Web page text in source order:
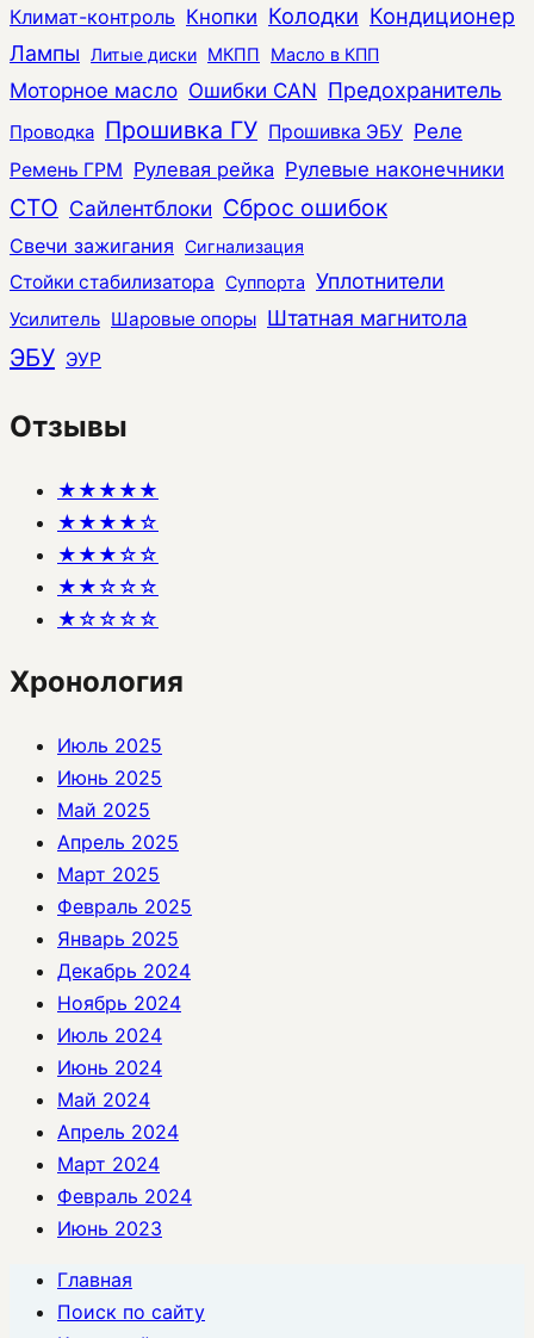
Климат-контроль Кнопки Колодки Кондиционер
Лампы Литые диски МКПП Масло в КПП
Моторное масло Ошибки CAN Предохранитель
Проводка Прошивка ГУ Прошивка ЭБУ Реле
Ремень ГРМ Рулевая рейка Рулевые наконечники
СТО Сайлентблоки Сброс ошибок
Свечи зажигания Сигнализация
Стойки стабилизатора Суппорта Уплотнители
Усилитель Шаровые опоры Штатная магнитола
ЭБУ ЭУР
Отзывы
★★★★★
★★★★☆
★★★☆☆
★★☆☆☆
★☆☆☆☆
Хронология
Июль 2025
Июнь 2025
Май 2025
Апрель 2025
Март 2025
Февраль 2025
Январь 2025
Декабрь 2024
Ноябрь 2024
Июль 2024
Июнь 2024
Май 2024
Апрель 2024
Март 2024
Февраль 2024
Июнь 2023
Главная
Поиск по сайту